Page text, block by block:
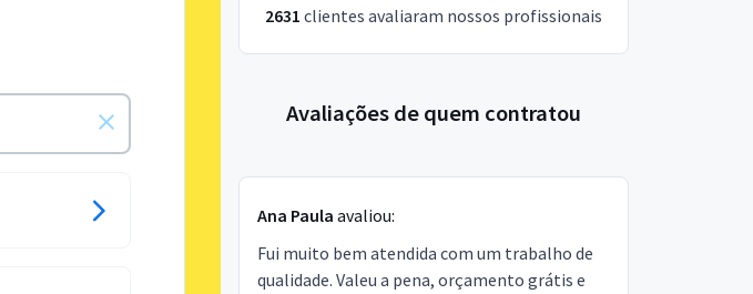
2631 clientes avaliaram nossos profissionais
Avaliações de quem contratou
Ana Paula avaliou:
Fui muito bem atendida com um trabalho de
qualidade. Valeu a pena, orçamento grátis e